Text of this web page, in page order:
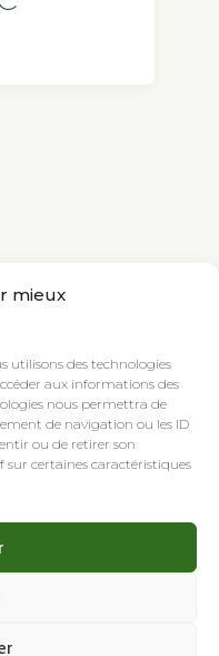
mieux
utilisons des technologies
aux informations des
nous permettra de
de navigation ou les ID
ou de retirer son
certaines caractéristiques